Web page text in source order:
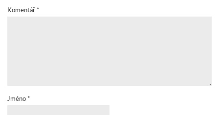
Komentář *
Jméno *